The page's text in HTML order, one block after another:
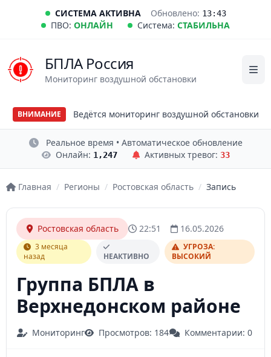
СИСТЕМА АКТИВНА Обновлено: 13:43
ПВО: ОНЛАЙН Система: СТАБИЛЬНА
БПЛА Россия
Мониторинг воздушной обстановки
ВНИМАНИЕ Ведётся мониторинг воздушной обстановки
Реальное время • Автоматическое обновление
Онлайн: 1,247 Активных тревог: 33
Главная / Регионы / Ростовская область / Запись
Ростовская область 22:51 16.05.2026
3 месяца
назад
НЕАКТИВНО
УГРОЗА:
ВЫСОКИЙ
Группа БПЛА в
Верхнедонском районе
Мониторинг Просмотров: 184 Комментарии: 0